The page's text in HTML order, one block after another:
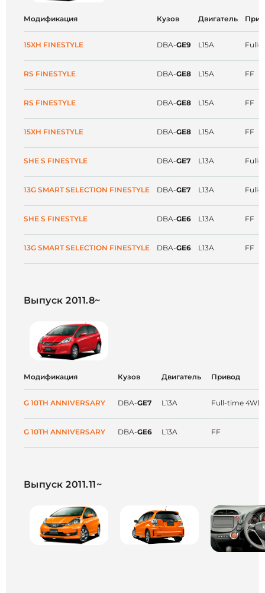
Модификация Кузов Двигатель
15XH FINESTYLE DBA-GE9 L15A Full-
RS FINESTYLE DBA-GE8 L15A FF
RS FINESTYLE DBA-GE8 L15A FF
15XH FINESTYLE DBA-GE8 L15A FF
SHE S FINESTYLE DBA-GE7 L13A Full-
13G SMART SELECTION FINESTYLE DBA-GE7 L13A Full-
SHE S FINESTYLE DBA-GE6 L13A FF
13G SMART SELECTION FINESTYLE DBA-GE6 L13A FF
Выпуск 2011.8~
Модификация Кузов Двигатель Привод
G 10TH ANNIVERSARY DBA-GE7 L13A Full-time 4WD
G 10TH ANNIVERSARY DBA-GE6 L13A FF
Выпуск 2011.11~